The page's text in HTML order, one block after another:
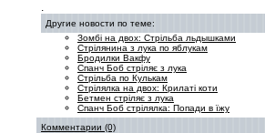
.
Другие новости по теме:
Зомбі на двох: Стрільба льдышками
Стрілянина з лука по яблукам
Бродилки Вакфу
Спанч Боб стріляє з лука
Стрільба по Кулькам
Стрілялка на двох: Крилаті коти
Бетмен стріляє з лука
Спанч Боб стрілялка: Попади в їжу
Комментарии (0)